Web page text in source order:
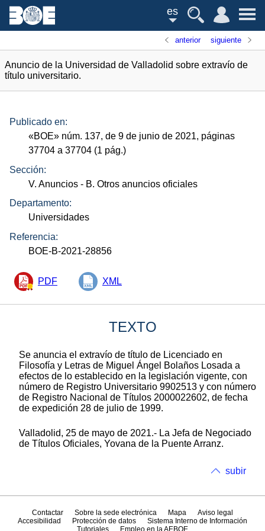
es
anterior siguiente
Anuncio de la Universidad de Valladolid sobre extravío de
título universitario.
Publicado en:
«BOE» núm. 137, de 9 de junio de 2021, páginas
37704 a 37704 (1 pág.)
Sección:
V. Anuncios - B. Otros anuncios oficiales
Departamento:
Universidades
Referencia:
BOE-B-2021-28856
PDF XML
TEXTO
Se anuncia el extravío de título de Licenciado en
Filosofía y Letras de Miguel Ángel Bolaños Losada a
efectos de lo establecido en la legislación vigente, con
número de Registro Universitario 9902513 y con número
de Registro Nacional de Títulos 2000022602, de fecha
de expedición 28 de julio de 1999.
Valladolid, 25 de mayo de 2021.- La Jefa de Negociado
de Títulos Oficiales, Yovana de la Puente Arranz.
subir
Contactar Sobre la sede electrónica Mapa
Aviso legal
Accesibilidad
Protección de datos
Sistema Interno de Información